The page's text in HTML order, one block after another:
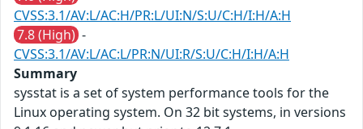
CVSS:3.1/AV:L/AC:H/PR:L/UI:N/S:U/C:H/I:H/A:H
7.8 (High) -
CVSS:3.1/AV:L/AC:L/PR:N/UI:R/S:U/C:H/I:H/A:H
Summary
sysstat is a set of system performance tools for the
Linux operating system. On 32 bit systems, in versions